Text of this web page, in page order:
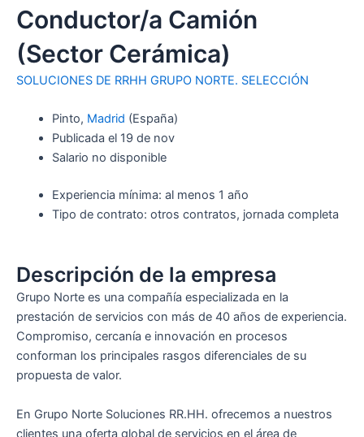
Conductor/a Camión
(Sector Cerámica)
SOLUCIONES DE RRHH GRUPO NORTE. SELECCIÓN
Pinto, Madrid (España)
Publicada el 19 de nov
Salario no disponible
Experiencia mínima: al menos 1 año
Tipo de contrato: otros contratos, jornada completa
Descripción de la empresa
Grupo Norte es una compañía especializada en la
prestación de servicios con más de 40 años de experiencia.
Compromiso, cercanía e innovación en procesos
conforman los principales rasgos diferenciales de su
propuesta de valor.
En Grupo Norte Soluciones RR.HH. ofrecemos a nuestros
clientes una oferta global de servicios en el área de